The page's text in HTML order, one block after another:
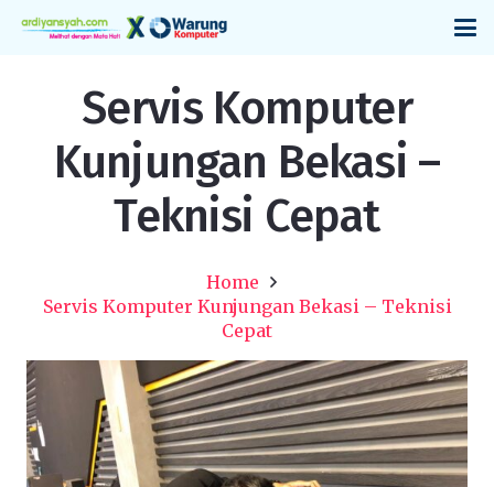
Servis Komputer
Kunjungan Bekasi –
Teknisi Cepat
Home
Servis Komputer Kunjungan Bekasi – Teknisi
Cepat